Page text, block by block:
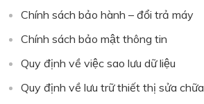
Chính sách bảo hành – đổi trả máy
Chính sách bảo mật thông tin
Quy định về việc sao lưu dữ liệu
Quy định về lưu trữ thiết thị sửa chữa